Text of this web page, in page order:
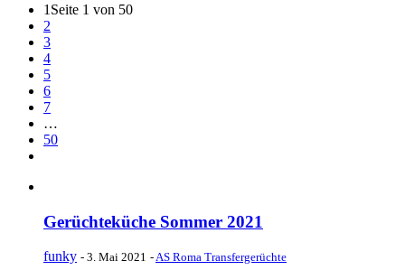
1 Seite 1 von 50
2
3
4
5
6
7
…
50
Gerüchteküche Sommer 2021
funky - 3. Mai 2021 -AS Roma Transfergerüchte